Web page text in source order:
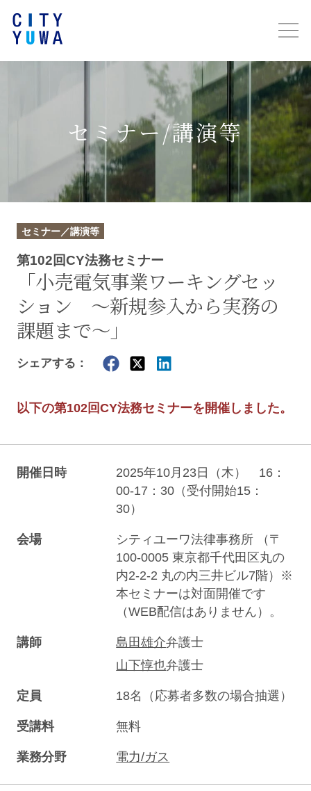
セミナー/講演等
セミナー／講演等
第102回CY法務セミナー
「小売電気事業ワーキングセッ
ション ～新規参入から実務の
課題まで～」
シェアする：
以下の第102回CY法務セミナーを開催しました。
開催日時
2025年10月23日（木） 16：
00-17：30（受付開始15：
30）
会場
シティユーワ法律事務所 （〒
100-0005 東京都千代田区丸の
内2-2-2 丸の内三井ビル7階）※
本セミナーは対面開催です
（WEB配信はありません）。
講師 島田雄介弁護士
山下惇也弁護士
定員 18名（応募者多数の場合抽選）
受講料 無料
業務分野 電力/ガス